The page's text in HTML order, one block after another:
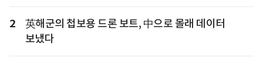
2
英해군의 첩보용 드론 보트, 中으로 몰래 데이터
보냈다